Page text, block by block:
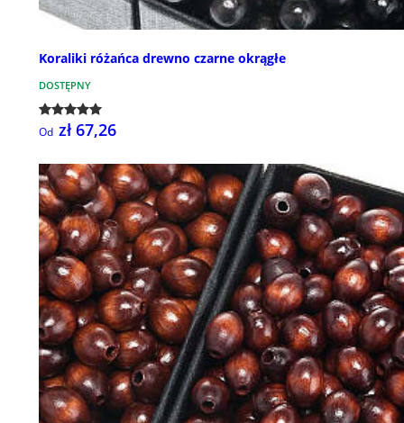
Koraliki różańca drewno czarne okrągłe
DOSTĘPNY
Od zł 67,26